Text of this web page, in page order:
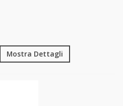
Mostra Dettagli